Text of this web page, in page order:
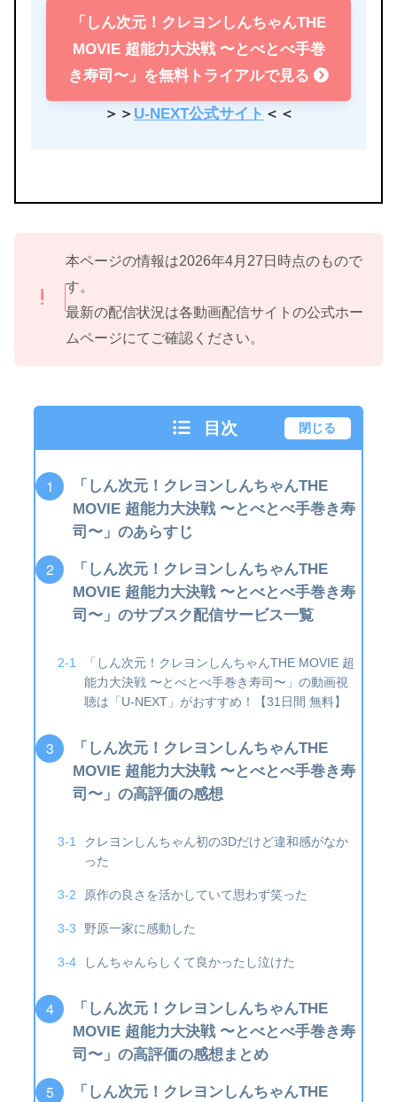
「しん次元！クレヨンしんちゃんTHE
MOVIE 超能力大決戦 〜とべとべ手巻
き寿司〜」を無料トライアルで見る
＞＞ U-NEXT公式サイト ＜＜
本ページの情報は2026年4月27日時点のもので
す。
最新の配信状況は各動画配信サイトの公式ホー
ムページにてご確認ください。
目次 閉じる
「しん次元！クレヨンしんちゃんTHE
MOVIE 超能力大決戦 〜とべとべ手巻き寿
司〜」のあらすじ
「しん次元！クレヨンしんちゃんTHE
MOVIE 超能力大決戦 〜とべとべ手巻き寿
司〜」のサブスク配信サービス一覧
「しん次元！クレヨンしんちゃんTHE MOVIE 超
能力大決戦 〜とべとべ手巻き寿司〜」の動画視
聴は「U-NEXT」がおすすめ！【31日間 無料】
「しん次元！クレヨンしんちゃんTHE
MOVIE 超能力大決戦 〜とべとべ手巻き寿
司〜」の高評価の感想
クレヨンしんちゃん初の3Dだけど違和感がなか
った
原作の良さを活かしていて思わず笑った
野原一家に感動した
しんちゃんらしくて良かったし泣けた
「しん次元！クレヨンしんちゃんTHE
MOVIE 超能力大決戦 〜とべとべ手巻き寿
司〜」の高評価の感想まとめ
「しん次元！クレヨンしんちゃんTHE